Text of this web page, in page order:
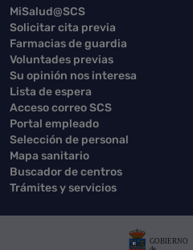
MiSalud@SCS
Solicitar cita previa
Farmacias de guardia
Voluntades previas
Su opinión nos interesa
Lista de espera
Acceso correo SCS
Portal empleado
Selección de personal
Mapa sanitario
Buscador de centros
Trámites y servicios